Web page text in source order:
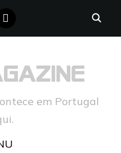
TUMBLR
em Portugal